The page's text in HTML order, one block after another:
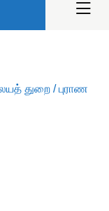
துறை / புராண